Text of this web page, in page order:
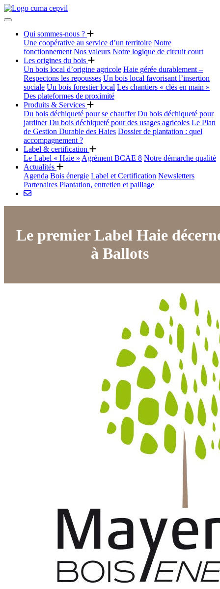
Qui sommes-nous ?
Une coopérative au service d’un territoire Notre
fonctionnement Nos valeurs Notre logique de circuit court
Les origines du bois
Un bois local d’origine agricole Haie gérée durablement –
Respectons les repousses Un bois local favorisant l’insertion
sociale Un bois forestier local Les chantiers « clés en main »
Des plateformes de proximité
Produits & Services
Du bois déchiqueté pour se chauffer Du bois déchiqueté pour
jardiner Du bois déchiqueté pour des usages agricoles Le Plan
de Gestion Durable des Haies Dossier de plantation : quel
accompagnement ?
Label & certification
Le Label « Haie » Agrément BCAE 8 Notre démarche qualité
Actualités
Agenda Bois énergie Label et Certification Newsletters
Partenaires Plantation, entretien et paillage
Le premier Label Haie
à Ballots